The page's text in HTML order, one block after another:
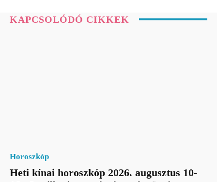
KAPCSOLÓDÓ CIKKEK
Horoszkóp
Heti kínai horoszkóp 2026. augusztus 10-